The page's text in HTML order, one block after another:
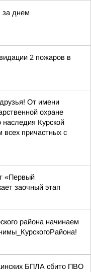
за днем
2 пожаров в
От имени
охране
наследия Курской
всех причастных с
«Первый
заочный этап
района начинаем
БПЛА сбито ПВО